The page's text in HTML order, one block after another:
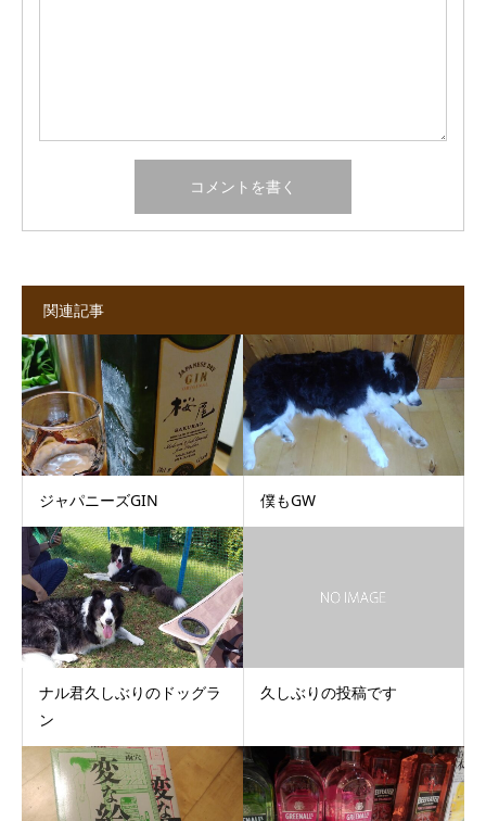
関連記事
ジャパニーズGIN 僕もGW
ナル君久しぶりのドッグラ
ン
久しぶりの投稿です